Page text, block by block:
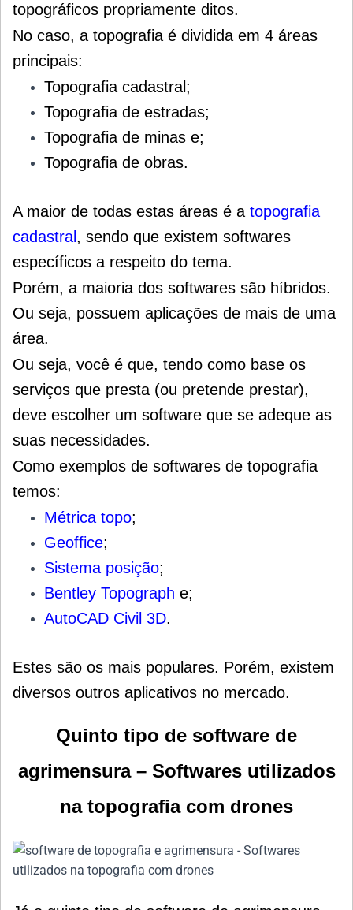
topográficos propriamente ditos.
No caso, a topografia é dividida em 4 áreas
principais:
Topografia cadastral;
Topografia de estradas;
Topografia de minas e;
Topografia de obras.
A maior de todas estas áreas é a topografia
cadastral , sendo que existem softwares
específicos a respeito do tema.
Porém, a maioria dos softwares são híbridos.
Ou seja, possuem aplicações de mais de uma
área.
Ou seja, você é que, tendo como base os
serviços que presta (ou pretende prestar),
deve escolher um software que se adeque as
suas necessidades.
Como exemplos de softwares de topografia
temos:
Métrica topo;
Geoffice;
Sistema posição;
Bentley Topograph e;
AutoCAD Civil 3D.
Estes são os mais populares. Porém, existem
diversos outros aplicativos no mercado.
Quinto tipo de software de
agrimensura – Softwares utilizados
na topografia com drones